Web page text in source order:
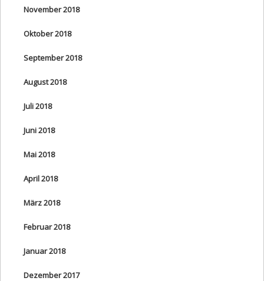
November 2018
Oktober 2018
September 2018
August 2018
Juli 2018
Juni 2018
Mai 2018
April 2018
März 2018
Februar 2018
Januar 2018
Dezember 2017